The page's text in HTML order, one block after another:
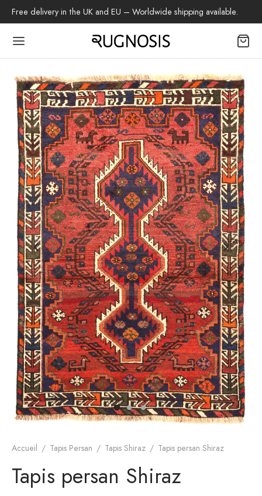
Free delivery in the UK and EU – Worldwide shipping available.
Accueil / Tapis Persan / Tapis Shiraz / Tapis persan Shiraz
Tapis persan Shiraz
Back
tapis
Baloutche
de Hamadan
moderne